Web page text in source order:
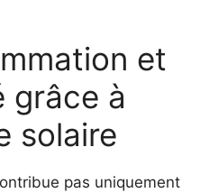
et
grâce à
solaire
pas uniquement